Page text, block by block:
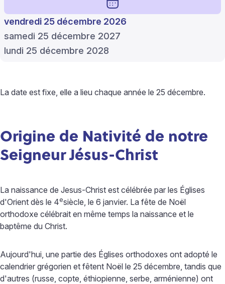
vendredi 25 décembre 2026
samedi 25 décembre 2027
lundi 25 décembre 2028
La date est fixe, elle a lieu chaque année le 25 décembre.
Origine de Nativité de notre
Seigneur Jésus-Christ
La naissance de Jesus-Christ est célébrée par les Églises
d'Orient dès le 4esiècle, le 6 janvier. La fête de Noël
orthodoxe célébrait en même temps la naissance et le
baptême du Christ.
Aujourd'hui, une partie des Églises orthodoxes ont adopté le
calendrier grégorien et fêtent Noël le 25 décembre, tandis que
d'autres (russe, copte, éthiopienne, serbe, arménienne) ont